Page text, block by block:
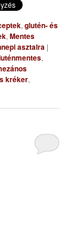
,glutén- és
,Mentes
asztalra |
,
kréker,